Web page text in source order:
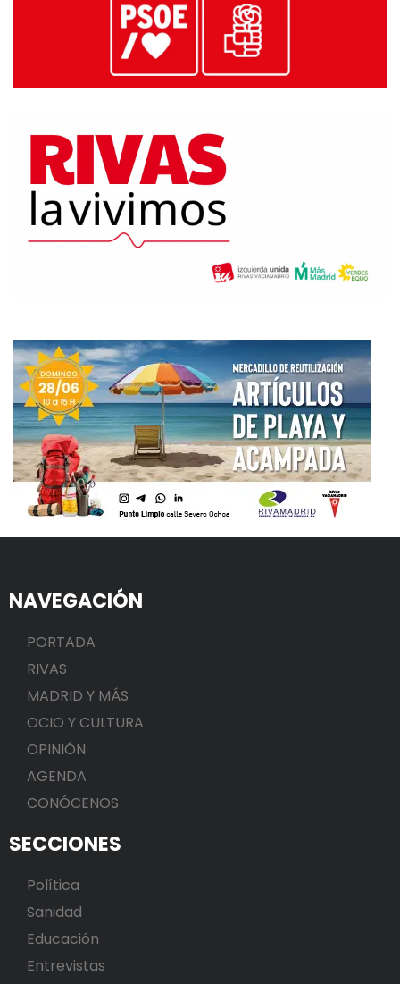
NAVEGACIÓN
PORTADA
RIVAS
MADRID Y MÁS
OCIO Y CULTURA
OPINIÓN
AGENDA
CONÓCENOS
SECCIONES
Política
Sanidad
Educación
Entrevistas